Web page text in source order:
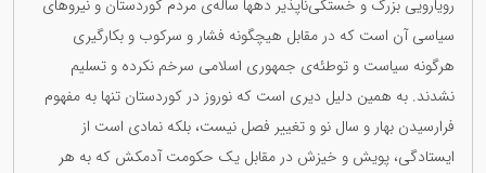
رویارویی بزرگ و خستگی‌ناپذیر دهها سالەی مردم کوردستان و نیروهای
سیاسی آن است کە در مقابل هیچگونە فشار و سرکوب و بکارگیری
هرگونە سیاست و توطئەی جمهوری اسلامی سرخم نکردە و تسلیم
نشدند. بە همین دلیل دیری است کە نوروز در کوردستان تنها بە مفهوم
فرارسیدن بهار و سال نو و تغییر فصل نیست، بلکە نمادی است از
ایستادگی، پویش و خیزش در مقابل یک حکومت آدمکش کە بە هر